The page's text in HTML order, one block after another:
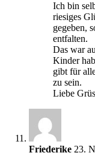
Ich bin
riesiges
gegeben,
entfalten.
Das war
Kinder
gibt für
zu sein.
Liebe
Friederike 23.